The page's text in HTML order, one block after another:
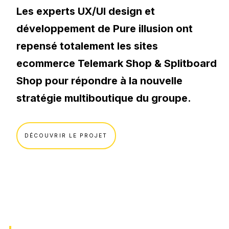
Applications web, Extranet / Intranet
Développement sur-mesure.
Shopify
Symfony
Odoo
E-commerce.
Immobilier.
SaaS.
B2B.
Se former.
Guide : Les 8 étapes pour réussir la création de
votre site web
TÉLÉCHARGER
Les experts UX/UI design et
développement de Pure illusion ont
repensé totalement les sites
ecommerce Telemark Shop & Splitboard
Shop pour répondre à la nouvelle
stratégie multiboutique du groupe.
DÉCOUVRIR LE PROJET